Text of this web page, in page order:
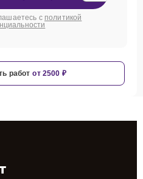
с политикой
работ от 2500 ₽